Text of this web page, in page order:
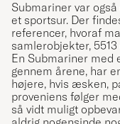
Submariner var
et sportsur. Der
referencer, hvoraf
samlerobjekter,
En Submariner med
gennem årene, har
højere, hvis æsken,
proveniens følger
så vidt muligt